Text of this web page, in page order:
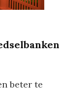
beter te